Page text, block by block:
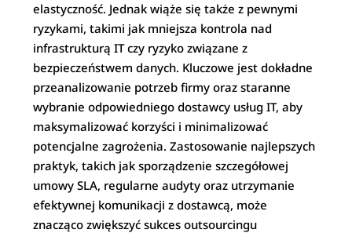
elastyczność. Jednak wiąże się także z pewnymi
ryzykami, takimi jak mniejsza kontrola nad
infrastrukturą IT czy ryzyko związane z
bezpieczeństwem danych. Kluczowe jest dokładne
przeanalizowanie potrzeb firmy oraz staranne
wybranie odpowiedniego dostawcy usług IT, aby
maksymalizować korzyści i minimalizować
potencjalne zagrożenia. Zastosowanie najlepszych
praktyk, takich jak sporządzenie szczegółowej
umowy SLA, regularne audyty oraz utrzymanie
efektywnej komunikacji z dostawcą, może
znacząco zwiększyć sukces outsourcingu